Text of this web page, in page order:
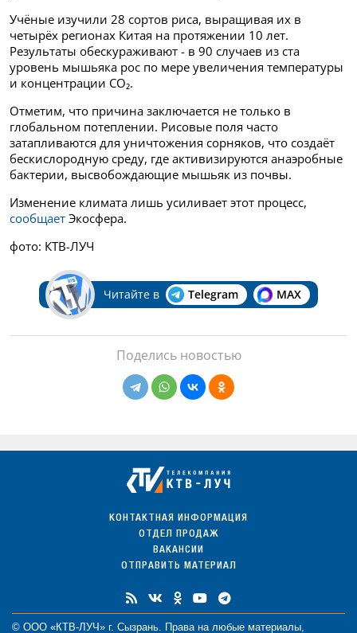
Учёные изучили 28 сортов риса, выращивая их в
четырёх регионах Китая на протяжении 10 лет.
Результаты обескураживают - в 90 случаев из ста
уровень мышьяка рос по мере увеличения температуры
и концентрации CO₂.
Отметим, что причина заключается не только в
глобальном потеплении. Рисовые поля часто
затапливаются для уничтожения сорняков, что создаёт
бескислородную среду, где активизируются анаэробные
бактерии, высвобождающие мышьяк из почвы.
Изменение климата лишь усиливает этот процесс,
сообщает Экосфера.
фото: КТВ-ЛУЧ
Читайте в Telegram MAX
Поделись новостью
КОНТАКТНАЯ ИНФОРМАЦИЯ
ОТДЕЛ ПРОДАЖ
ВАКАНСИИ
ОТПРАВИТЬ МАТЕРИАЛ
© ООО «КТВ-ЛУЧ» г. Сызрань. Права на любые материалы